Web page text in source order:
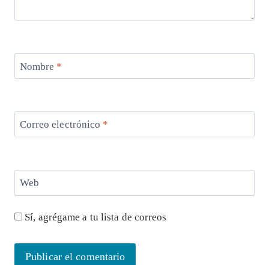
Nombre *
Correo electrónico *
Web
Sí, agrégame a tu lista de correos